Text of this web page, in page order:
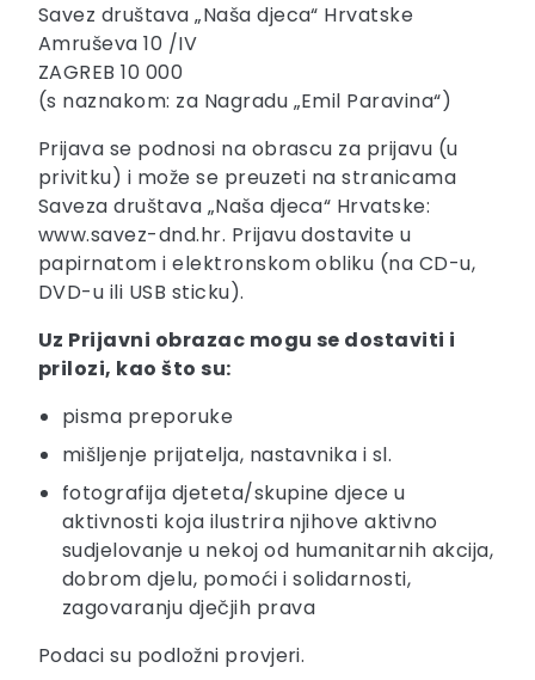
Savez društava „Naša djeca“ Hrvatske
Amruševa 10 /IV
ZAGREB 10 000
(s naznakom: za Nagradu „Emil Paravina“)
Prijava se podnosi na obrascu za prijavu (u
privitku) i može se preuzeti na stranicama
Saveza društava „Naša djeca“ Hrvatske:
www.savez-dnd.hr. Prijavu dostavite u
papirnatom i elektronskom obliku (na CD-u,
DVD-u ili USB sticku).
Uz Prijavni obrazac mogu se dostaviti i
prilozi, kao što su:
pisma preporuke
mišljenje prijatelja, nastavnika i sl.
fotografija djeteta/skupine djece u
aktivnosti koja ilustrira njihove aktivno
sudjelovanje u nekoj od humanitarnih akcija,
dobrom djelu, pomoći i solidarnosti,
zagovaranju dječjih prava
Podaci su podložni provjeri.